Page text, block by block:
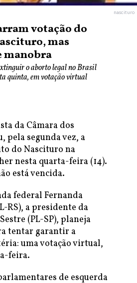
nascituro
votação do
mas
manobra
o aborto legal no Brasil
quinta, em votação virtual
da Câmara dos
pela segunda vez, a
do Nascituro na
nesta quarta-feira (14).
está vencida.
federal Fernanda
RS), a presidente da
(PL-SP), planeja
tentar garantir a
uma votação virtual,
feira.
de esquerda